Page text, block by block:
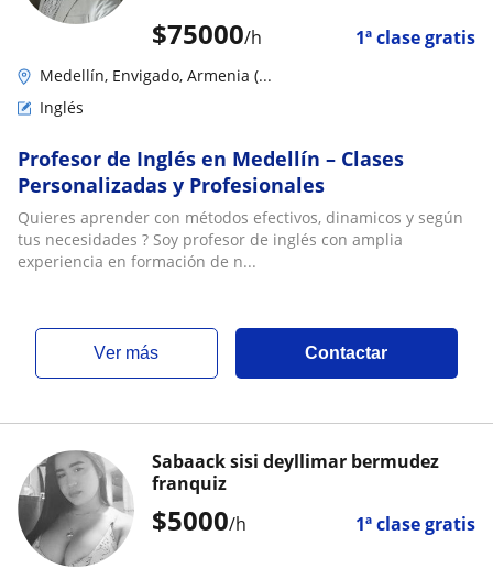
$75000/h 1ª clase gratis
Medellín, Envigado, Armenia (...
Inglés
Profesor de Inglés en Medellín – Clases
Personalizadas y Profesionales
Quieres aprender con métodos efectivos, dinamicos y según
tus necesidades ? Soy profesor de inglés con amplia
experiencia en formación de n...
ver más Contactar
$5000/h 1ª clase gratis
Sabaack sisi deyllimar bermudez
franquiz